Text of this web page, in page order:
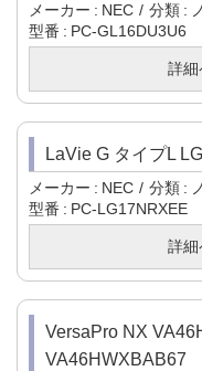
メーカー NEC 分類
型番
PC-GL16DU3U6
詳細
LaVie G タイプL
メーカー NEC 分類
型番
PC-LG17NRXEE
詳細
VersaPro NX
VA46HWXBAB67